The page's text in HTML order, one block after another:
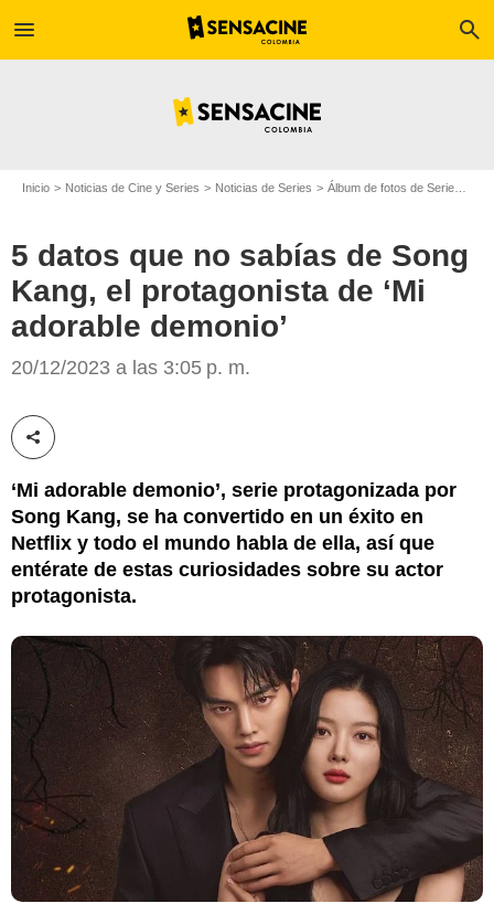
menu search
Inicio Noticias de Cine y Series Noticias de Series Álbum de fotos de Serie
5 datos que no sabías de Song
Kang, el protagonista de ‘Mi
adorable demonio’
20/12/2023 a las 3:05 p. m.
Compartir esta noticia
‘Mi adorable demonio’, serie protagonizada por
Song Kang, se ha convertido en un éxito en
Netflix y todo el mundo habla de ella, así que
entérate de estas curiosidades sobre su actor
protagonista.